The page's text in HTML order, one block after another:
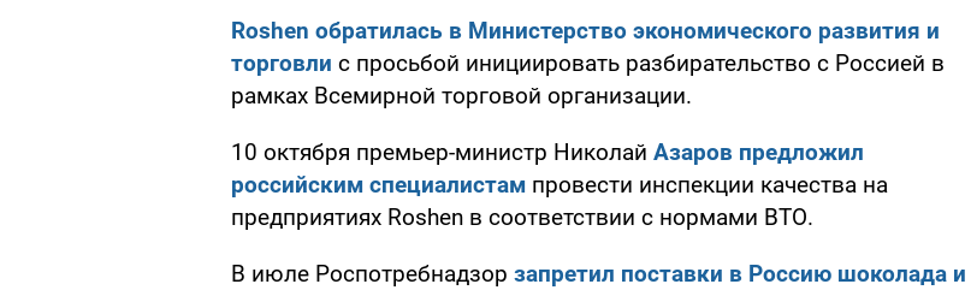
Roshen обратилась в Министерство экономического развития и
торговли с просьбой инициировать разбирательство с Россией в
рамках Всемирной торговой организации.
10 октября премьер-министр Николай Азаров предложил
российским специалистам провести инспекции качества на
предприятиях Roshen в соответствии с нормами ВТО.
В июле Роспотребнадзор запретил поставки в Россию шоколада и